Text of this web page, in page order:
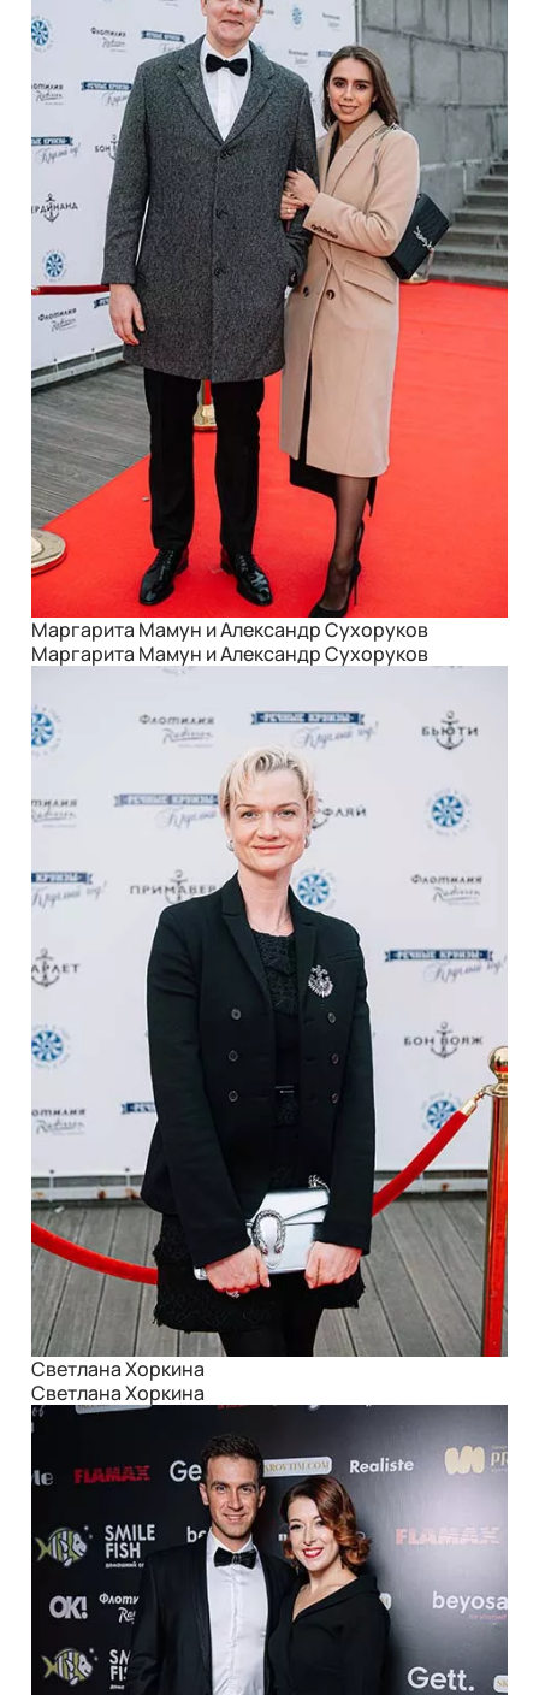
Маргарита Мамун и Александр Сухоруков
Маргарита Мамун и Александр Сухоруков
Светлана Хоркина
Светлана Хоркина